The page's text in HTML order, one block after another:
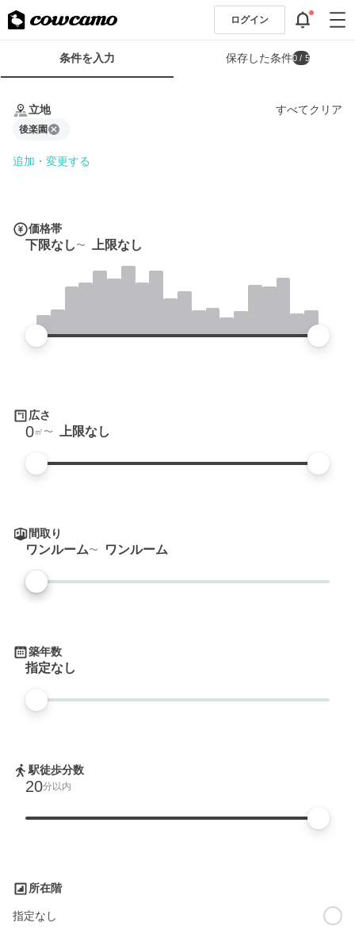
ログイン
条
条件を入力 保存した条件0 / 5
立地 すべてクリア
後楽園
追加・変更する
価格帯
下限なし 上限なし
広さ
0㎡ 上限なし
間取り
ワンルーム ワンルーム
築年数
指定なし
駅徒歩分数
20分以内
所在階
指定なし